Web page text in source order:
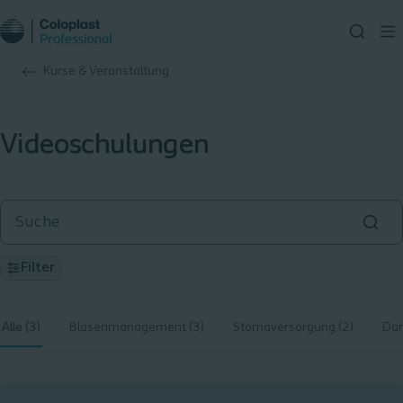
Kurse & Veranstaltung
Videoschulungen
Filter
Alle (3) Blasenmanagement (3) Stomaversorgung (2)